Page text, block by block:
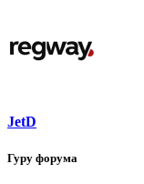
JetD
Гуру форума